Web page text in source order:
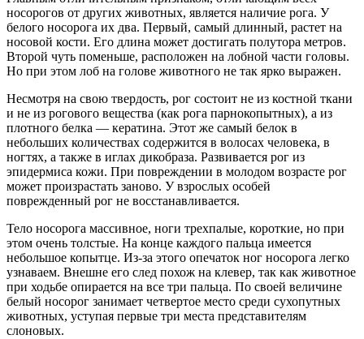
носорогов от других животных, является наличие рога. У
белого носорога их два. Первый, самый длинный, растет на
носовой кости. Его длина может достигать полутора метров.
Второй чуть поменьше, расположен на лобной части головы.
Но при этом лоб на голове животного не так ярко выражен.
Несмотря на свою твердость, рог состоит не из костной ткани
и не из рогового вещества (как рога парнокопытных), а из
плотного белка — кератина. Этот же самый белок в
небольших количествах содержится в волосах человека, в
ногтях, а также в иглах дикобраза. Развивается рог из
эпидермиса кожи. При повреждении в молодом возрасте рог
может произрастать заново. У взрослых особей
поврежденный рог не восстанавливается.
Тело носорога массивное, ноги трехпалые, короткие, но при
этом очень толстые. На конце каждого пальца имеется
небольшое копытце. Из-за этого опечаток ног носорога легко
узнаваем. Внешне его след похож на клевер, так как животное
при ходьбе опирается на все три пальца. По своей величине
белый носорог занимает четвертое место среди сухопутных
животных, уступая первые три места представителям
слоновых.